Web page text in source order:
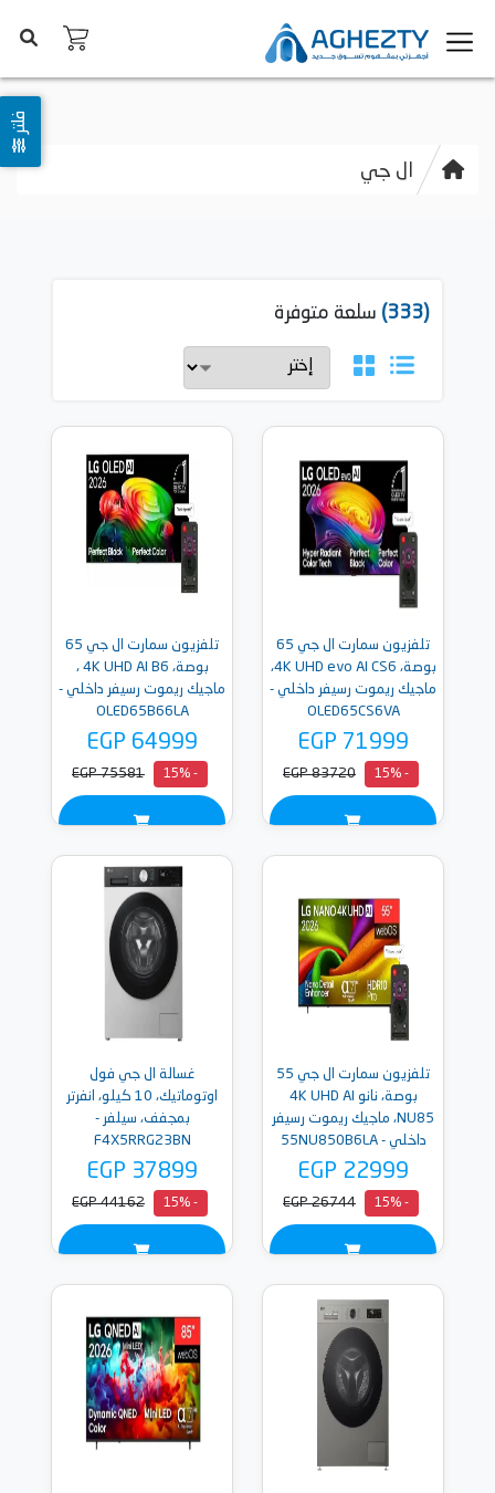
ال جي
فلتر
(333) سلعة متوفرة
تلفزيون سمارت ال جي 65
بوصة، 4K UHD evo AI CS6،
ماجيك ريموت رسيفر داخلي -
OLED65CS6VA
EGP 71999
- 15%
EGP 83720
تلفزيون سمارت ال جي 65
بوصة، 4K UHD AI B6 ،
ماجيك ريموت رسيفر داخلي -
OLED65B66LA
EGP 64999
- 15%
EGP 75581
تلفزيون سمارت ال جي 55
بوصة، نانو 4K UHD AI
NU85، ماجيك ريموت رسيفر
داخلي - 55NU850B6LA
EGP 22999
- 15%
EGP 26744
غسالة ال جي فول
اوتوماتيك، 10 كيلو، انفرتر
بمجفف، سيلفر -
F4X5RRG23BN
EGP 37899
- 15%
EGP 44162